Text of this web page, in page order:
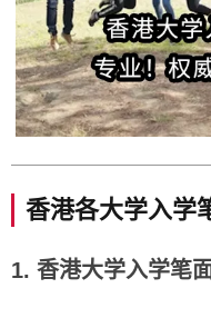
香港各大学入学
1. 香港大学入学笔